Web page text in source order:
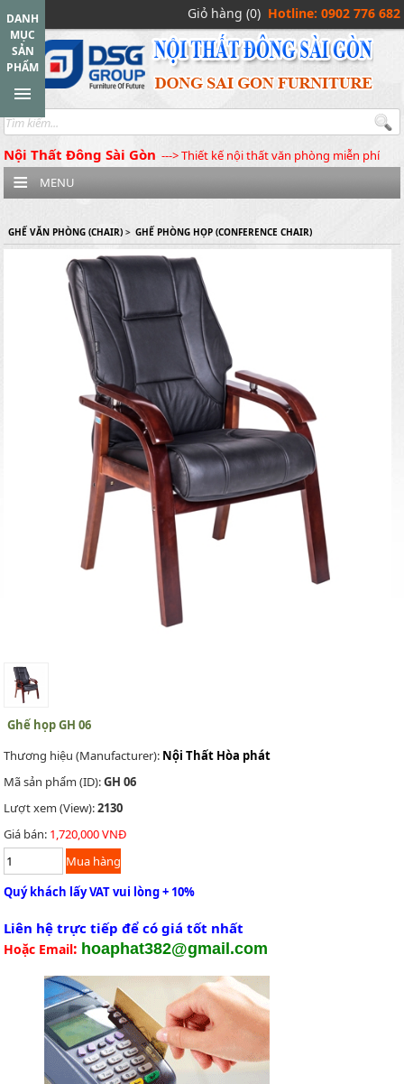
Giỏ hàng (0) Hotline: 0902 776 682
Nội Thất Đông Sài Gòn ---> Thiết kế nội thất văn phòng miễn phí
DANH
MỤC
SẢN
PHẨM
MENU
GHẾ VĂN PHÒNG (CHAIR) > GHẾ PHÒNG HỌP (CONFERENCE CHAIR)
Ghế họp GH 06
Thương hiệu (Manufacturer): Nội Thất Hòa phát
Mã sản phẩm (ID):GH 06
Lượt xem (View):2130
Giá bán: 1,720,000 VNĐ
Quý khách lấy VAT vui lòng + 10%
Liên hệ trực tiếp để có giá tốt nhất
Hoặc Email: hoaphat382@gmail.com